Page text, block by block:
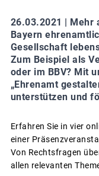
26.03.2021 | Mehr
Bayern
Gesellschaft
Zum Beispiel als
oder im BBV? Mit
„Ehrenamt
unterstützen und
Erfahren Sie in vier
einer
Von Rechtsfragen
allen relevanten